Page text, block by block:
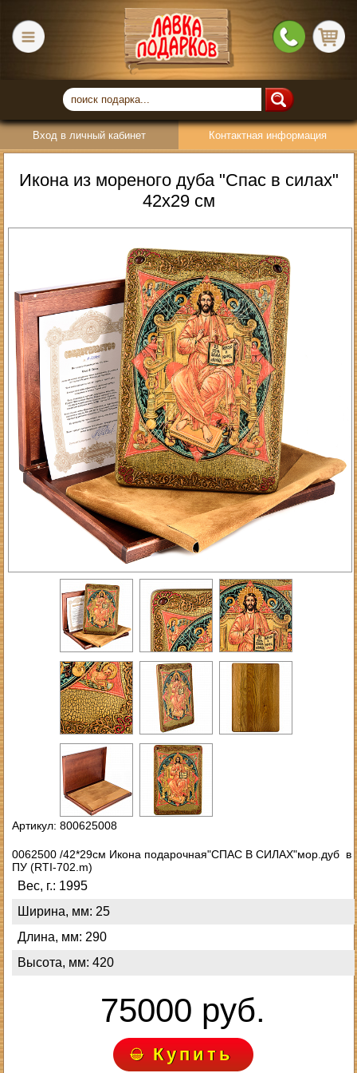
Вход в личный кабинет Контактная информация
Икона из мореного дуба "Спас в силах"
42х29 см
Артикул: 800625008
0062500 /42*29см Икона подарочная"СПАС В СИЛАХ"мор.дуб в
ПУ (RTI-702.m)
Вес, г.: 1995
Ширина, мм: 25
Длина, мм: 290
Высота, мм: 420
75000 руб.
Купить